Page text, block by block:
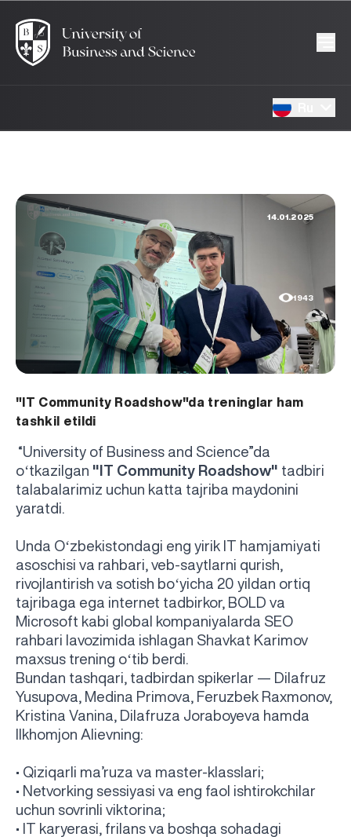
14.01.2025
1943
"IT Community Roadshow"da treninglar ham
tashkil etildi
“University of Business and Science”da
o‘tkazilgan "IT Community Roadshow" tadbiri
talabalarimiz uchun katta tajriba maydonini
yaratdi.
Unda O‘zbekistondagi eng yirik IT hamjamiyati
asoschisi va rahbari, veb-saytlarni qurish,
rivojlantirish va sotish bo‘yicha 20 yildan ortiq
tajribaga ega internet tadbirkor, BOLD va
Microsoft kabi global kompaniyalarda SEO
rahbari lavozimida ishlagan Shavkat Karimov
maxsus trening o‘tib berdi.
Bundan tashqari, tadbirdan spikerlar — Dilafruz
Yusupova, Medina Primova, Feruzbek Raxmonov,
Kristina Vanina, Dilafruza Joraboyeva hamda
Ilkhomjon Alievning:
• Qiziqarli ma’ruza va master-klasslari;
• Netvorking sessiyasi va eng faol ishtirokchilar
uchun sovrinli viktorina;
• IT karyerasi, frilans va boshqa sohadagi